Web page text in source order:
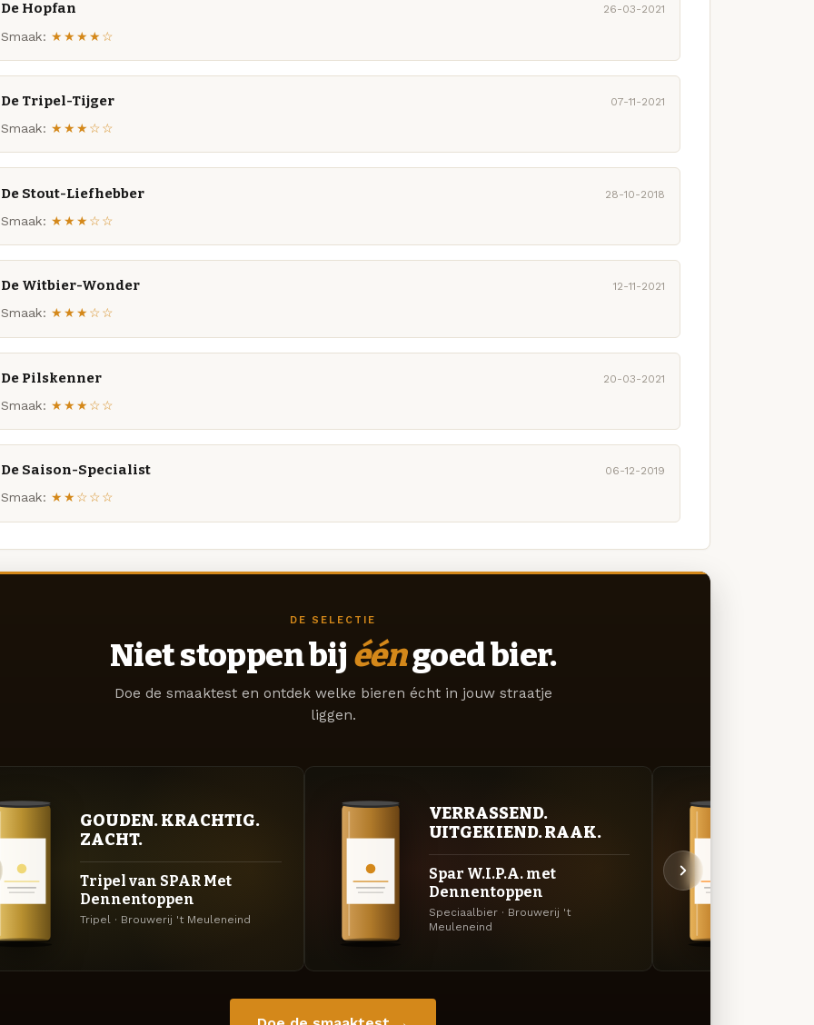
De Hopfan 26-03-2021
Smaak: ★★★★☆
De Tripel-Tijger 07-11-2021
Smaak: ★★★☆☆
De Stout-Liefhebber 28-10-2018
Smaak: ★★★☆☆
De Witbier-Wonder 12-11-2021
Smaak: ★★★☆☆
De Pilskenner 20-03-2021
Smaak: ★★★☆☆
De Saison-Specialist 06-12-2019
Smaak: ★★☆☆☆
DE SELECTIE
Niet stoppen bij ééngoed bier.
Doe de smaaktest en ontdek welke bieren écht in jouw straatje
liggen.
GOUDEN. KRACHTIG.
ZACHT.
Tripel van SPAR Met
Dennentoppen
Tripel · Brouwerij 't Meuleneind
VERRASSEND.
UITGEKIEND. RAAK.
Spar W.I.P.A. met
Dennentoppen
Speciaalbier · Brouwerij 't
Meuleneind